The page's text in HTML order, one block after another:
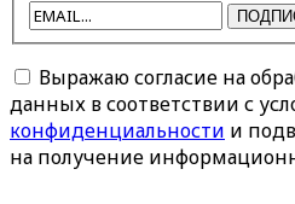
Выражаю согласие на
данных в соответствии с
конфиденциальности и
на получение